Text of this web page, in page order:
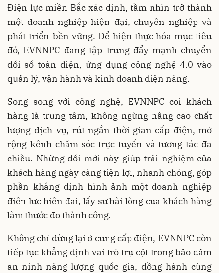
Điện lực miền Bắc xác định, tầm nhìn trở thành
một doanh nghiệp hiện đại, chuyên nghiệp và
phát triển bền vững. Để hiện thực hóa mục tiêu
đó, EVNNPC đang tập trung đẩy mạnh chuyển
đổi số toàn diện, ứng dụng công nghệ 4.0 vào
quản lý, vận hành và kinh doanh điện năng.
Song song với công nghệ, EVNNPC coi khách
hàng là trung tâm, không ngừng nâng cao chất
lượng dịch vụ, rút ngắn thời gian cấp điện, mở
rộng kênh chăm sóc trực tuyến và tương tác đa
chiều. Những đổi mới này giúp trải nghiệm của
khách hàng ngày càng tiện lợi, nhanh chóng, góp
phần khẳng định hình ảnh một doanh nghiệp
điện lực hiện đại, lấy sự hài lòng của khách hàng
làm thước đo thành công.
Không chỉ dừng lại ở cung cấp điện, EVNNPC còn
tiếp tục khẳng định vai trò trụ cột trong bảo đảm
an ninh năng lượng quốc gia, đồng hành cùng